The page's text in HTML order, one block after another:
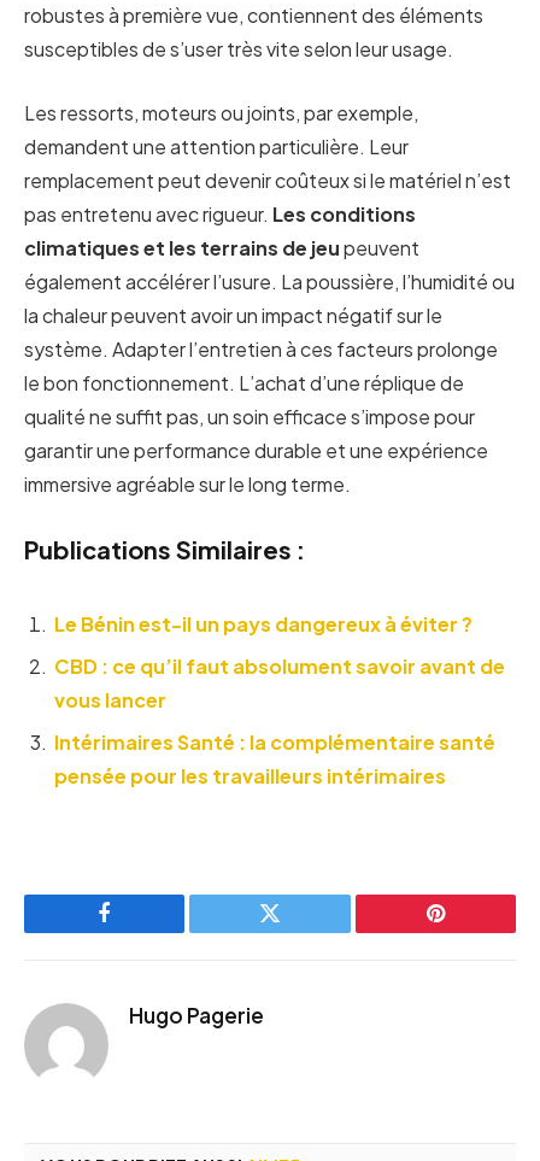
robustes à première vue, contiennent des éléments
susceptibles de s’user très vite selon leur usage.
Les ressorts, moteurs ou joints, par exemple,
demandent une attention particulière. Leur
remplacement peut devenir coûteux si le matériel n’est
pas entretenu avec rigueur. Les conditions
climatiques et les terrains de jeupeuvent
également accélérer l’usure. La poussière, l’humidité ou
la chaleur peuvent avoir un impact négatif sur le
système. Adapter l’entretien à ces facteurs prolonge
le bon fonctionnement. L’achat d’une réplique de
qualité ne suffit pas, un soin efficace s’impose pour
garantir une performance durable et une expérience
immersive agréable sur le long terme.
Publications Similaires :
Le Bénin est-il un pays dangereux à éviter ?
CBD : ce qu’il faut absolument savoir avant de
vous lancer
Intérimaires Santé : la complémentaire santé
pensée pour les travailleurs intérimaires
Facebook Twitter Pinterest
Hugo Pagerie